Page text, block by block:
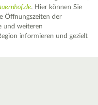
. Hier können Sie
Öffnungszeiten der
und weiteren
informieren und gezielt